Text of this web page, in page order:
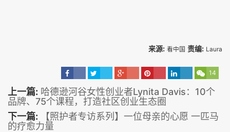
来源: 看中国 责编: Laura
14
上一篇: 哈德逊河谷女性创业者Lynita Davis：10个
品牌、75个课程，打造社区创业生态圈
下一篇:
【照护者专访系列】一位母亲的心愿 一匹马
的疗愈力量